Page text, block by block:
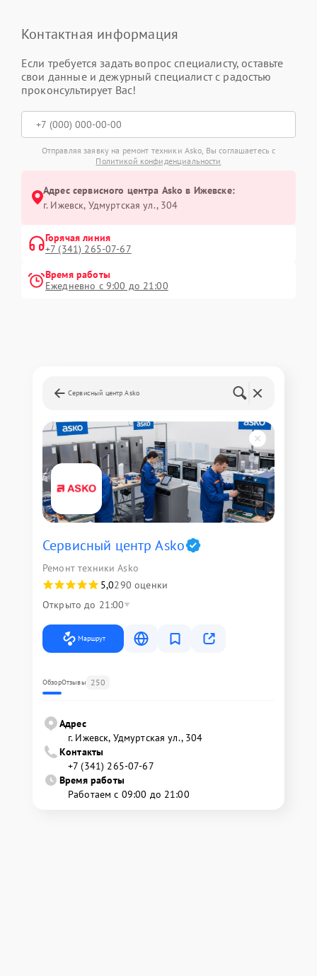
Контактная информация
Если требуется задать вопрос специалисту, оставьте
свои данные и дежурный специалист с радостью
проконсультирует Вас!
Отправляя заявку на ремонт техники Asko, Вы соглашаетесь с
Политикой конфиденциальности
Адрес сервисного центра Asko в Ижевске:
г. Ижевск, Удмуртская ул., 304
Горячая линия
+7 (341) 265-07-67
Время работы
Ежедневно с 9:00 до 21:00
Сервисный центр Asko
Сервисный центр Asko
Ремонт техники Asko
5,0290 оценки
Открыто до 21:00
Маршрут
ОбзорОтзывы 250
Адрес
г. Ижевск, Удмуртская ул., 304
Контакты
+7 (341) 265-07-67
Время работы
Работаем с 09:00 до 21:00